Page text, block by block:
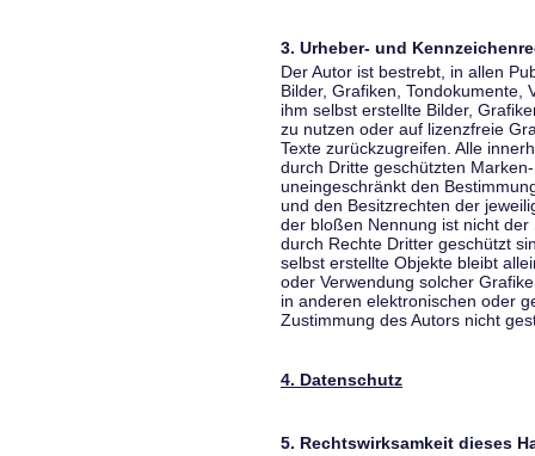
3. Urheber- und
Der Autor ist bestrebt, in allen
Bilder, Grafiken, Tondokumente,
ihm selbst erstellte Bilder,
zu nutzen oder auf lizenzfreie
Texte zurückzugreifen. Alle
durch Dritte geschützten
uneingeschränkt den
und den Besitzrechten der
der bloßen Nennung ist nicht
durch Rechte Dritter geschützt
selbst erstellte Objekte bleibt
oder Verwendung solcher
in anderen elektronischen oder
Zustimmung des Autors nicht
4. Datenschutz
5. Rechtswirksamkeit dieses